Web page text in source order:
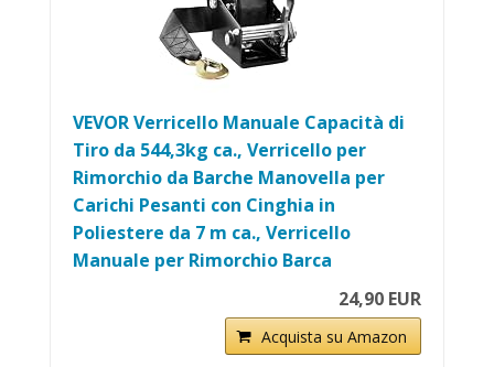
VEVOR Verricello Manuale Capacità di
Tiro da 544,3kg ca., Verricello per
Rimorchio da Barche Manovella per
Carichi Pesanti con Cinghia in
Poliestere da 7 m ca., Verricello
Manuale per Rimorchio Barca
24,90 EUR
Acquista su Amazon